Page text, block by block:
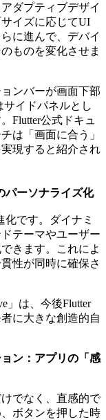
ダプティブデザイ
イズに応じてUI
に進んで、デバイ
ものを変化させま
ンバーが画面下部
サイドパネルとし
Flutter公式ドキュ
は「画面に合う」
現すると紹介され
パーソナライズ化
化です。ダイナミ
テーマやユーザー
きます。これによ
性が同時に確保さ
」は、今後Flutter
に大きな創造的自
ン：アプリの「感
でなく、直感的で
ボタンを押した時